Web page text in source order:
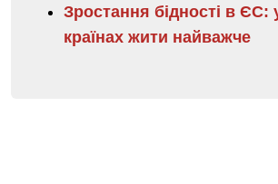
Зростання бідності в ЄС:
країнах жити найважче